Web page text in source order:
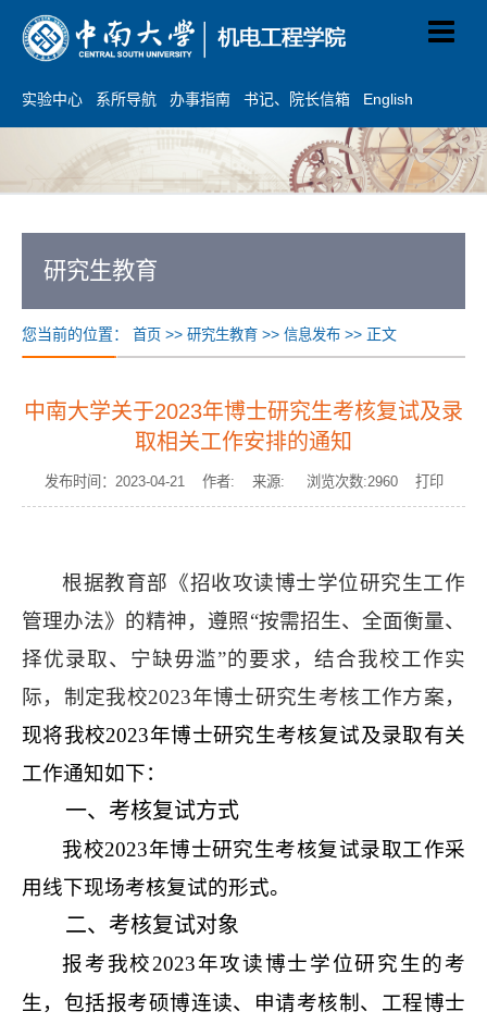
实验中心 系所导航 办事指南 书记、院长信箱 English
研究生教育
您当前的位置： 首页 >> 研究生教育 >> 信息发布 >> 正文
中南大学关于2023年博士研究生考核复试及录
取相关工作安排的通知
发布时间：2023-04-21 作者: 来源: 浏览次数:2960 打印
根据教育部《招收攻读博士学位研究生工作
管理办法》的精神，遵照“按需招生、全面衡量、
择优录取、宁缺毋滥”的要求，结合我校工作实
际，制定我校2023年博士研究生考核工作方案，
现将我校2023年博士研究生考核复试及录取有关
工作通知如下：
一、考核复试方式
我校2023年博士研究生考核复试录取工作采
用线下现场考核复试的形式。
二、考核复试对象
报考我校2023年攻读博士学位研究生的考
生，包括报考硕博连读、申请考核制、工程博士